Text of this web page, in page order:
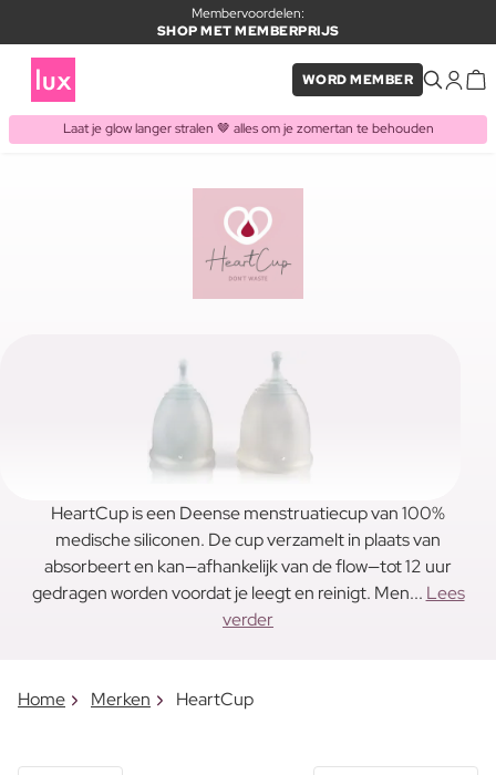
Membervoordelen:
SHOP MET MEMBERPRIJS
WORD MEMBER
Laat je glow langer stralen 🤎 alles om je zomertan te behouden
HeartCup is een Deense menstruatiecup van 100%
medische siliconen. De cup verzamelt in plaats van
absorbeert en kan—afhankelijk van de flow—tot 12 uur
gedragen worden voordat je leegt en reinigt. Men... Lees
verder
Home Merken HeartCup